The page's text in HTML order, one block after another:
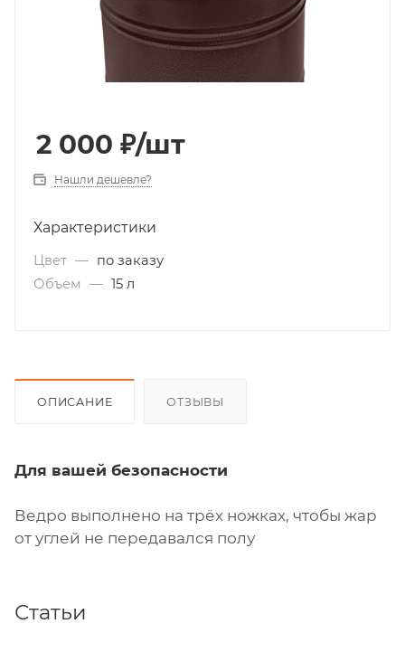
2 000 ₽/шт
Нашли дешевле?
Характеристики
Цвет — по заказу
Объем
— 15 л
ОПИСАНИЕ ОТЗЫВЫ
Для вашей безопасности
Ведро выполнено на трёх ножках, чтобы жар
от углей не передавался полу
Статьи